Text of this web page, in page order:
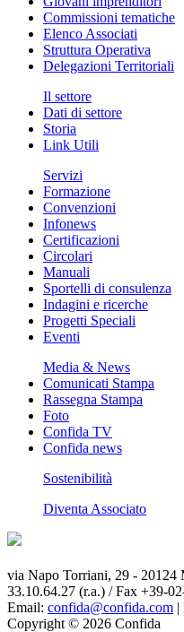
Commissioni tematiche
Elenco Associati
Struttura Operativa
Delegazioni Territoriali
Il settore
Dati di settore
Storia
Link Utili
Servizi
Formazione
Convenzioni
Infonews
Certificazioni
Circolari
Manuali
Sportelli di consulenza
Indagini e ricerche
Progetti Speciali
Eventi
Media & News
Comunicati Stampa
Rassegna Stampa
Foto
Confida TV
Confida news
Sostenibilità
Diventa Associato
via Napo Torriani, 29 -
33.10.64.27 (r.a.) / Fax +39-
Email: confida@confida.com |
Copyright © 2026 Confida